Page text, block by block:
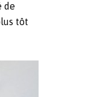
de
tôt